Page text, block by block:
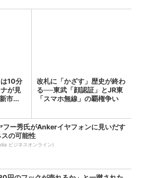
10分
が見
市...
改札に「かざす」歴史が終わ
る──東武「顔認証」とJR東
「スマホ無線」の覇権争い
フー秀氏がAnkerイヤフォンに見いだす
スの可能性
ビジネスオンライン)